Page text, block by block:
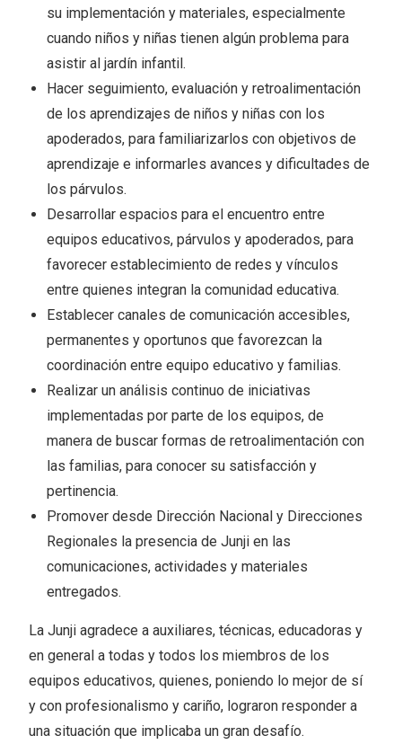
su implementación y materiales, especialmente
cuando niños y niñas tienen algún problema para
asistir al jardín infantil.
Hacer seguimiento, evaluación y retroalimentación
de los aprendizajes de niños y niñas con los
apoderados, para familiarizarlos con objetivos de
aprendizaje e informarles avances y dificultades de
los párvulos.
Desarrollar espacios para el encuentro entre
equipos educativos, párvulos y apoderados, para
favorecer establecimiento de redes y vínculos
entre quienes integran la comunidad educativa.
Establecer canales de comunicación accesibles,
permanentes y oportunos que favorezcan la
coordinación entre equipo educativo y familias.
Realizar un análisis continuo de iniciativas
implementadas por parte de los equipos, de
manera de buscar formas de retroalimentación con
las familias, para conocer su satisfacción y
pertinencia.
Promover desde Dirección Nacional y Direcciones
Regionales la presencia de Junji en las
comunicaciones, actividades y materiales
entregados.
La Junji agradece a auxiliares, técnicas, educadoras y
en general a todas y todos los miembros de los
equipos educativos, quienes, poniendo lo mejor de sí
y con profesionalismo y cariño, lograron responder a
una situación que implicaba un gran desafío.